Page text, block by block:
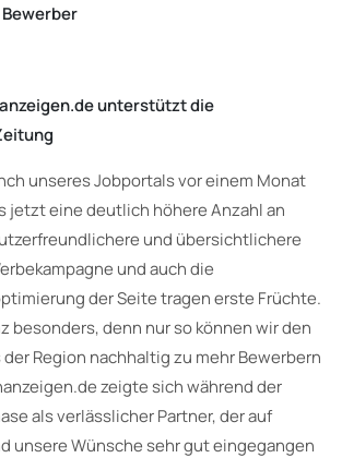
unterstützt die
unseres Jobportals vor einem Monat
jetzt eine deutlich höhere Anzahl an
und übersichtlichere
und auch die
der Seite tragen erste Früchte.
besonders, denn nur so können wir den
Region nachhaltig zu mehr Bewerbern
zeigte sich während der
als verlässlicher Partner, der auf
unsere Wünsche sehr gut eingegangen